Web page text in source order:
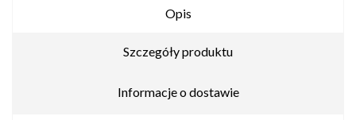
Opis
Szczegóły produktu
Informacje o dostawie